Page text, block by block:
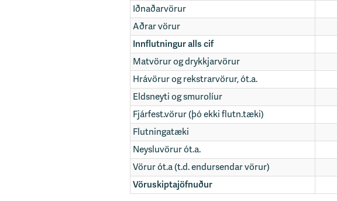
Iðnaðarvörur
Aðrar vörur
Innflutningur alls cif
Matvörur og drykkjarvörur
Hrávörur og rekstrarvörur, ót.a.
Eldsneyti og smurolíur
Fjárfest.vörur (þó ekki flutn.tæki)
Flutningatæki
Neysluvörur ót.a.
Vörur ót.a (t.d. endursendar vörur)
Vöruskiptajöfnuður